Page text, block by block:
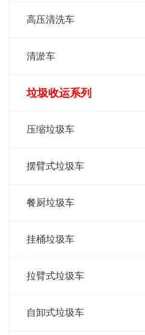
高压清洗车
清淤车
垃圾收运系列
压缩垃圾车
摆臂式垃圾车
餐厨垃圾车
挂桶垃圾车
拉臂式垃圾车
自卸式垃圾车